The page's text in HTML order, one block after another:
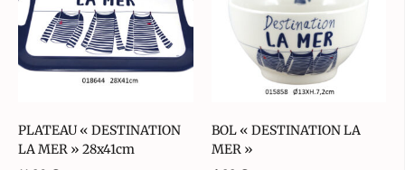
PLATEAU « DESTINATION
LA MER » 28x41cm
BOL « DESTINATION LA
MER »